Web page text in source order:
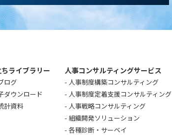
ライブラリー
ログ
ダウンロード
計資料
人事コンサルティングサービス
人事制度構築コンサルティング
人事制度定着支援コンサルティング
人事戦略コンサルティング
組織開発ソリューション
各種診断・サーベイ